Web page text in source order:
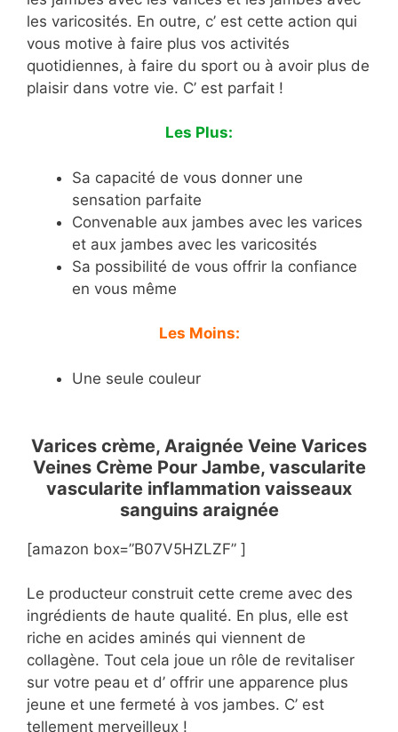
les varicosités. En outre, c’ est cette action qui
vous motive à faire plus vos activités
quotidiennes, à faire du sport ou à avoir plus de
plaisir dans votre vie. C’ est parfait !
Les Plus:
Sa capacité de vous donner une
sensation parfaite
Convenable aux jambes avec les varices
et aux jambes avec les varicosités
Sa possibilité de vous offrir la confiance
en vous même
Les Moins:
Une seule couleur
Varices crème, Araignée Veine Varices
Veines Crème Pour Jambe, vascularite
vascularite inflammation vaisseaux
sanguins araignée
[amazon box=”B07V5HZLZF” ]
Le producteur construit cette creme avec des
ingrédients de haute qualité. En plus, elle est
riche en acides aminés qui viennent de
collagène. Tout cela joue un rôle de revitaliser
sur votre peau et d’ offrir une apparence plus
jeune et une fermeté à vos jambes. C’ est
tellement merveilleux !